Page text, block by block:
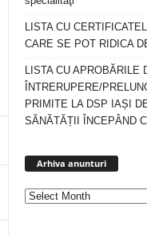
LISTA CU
CARE SE POT RIDICA
LISTA CU APROBĂRILE
ÎNTRERUPERE/
PRIMITE LA DSP IAȘI
SĂNĂTĂȚII ÎNCEPÂND
Arhiva anunturi